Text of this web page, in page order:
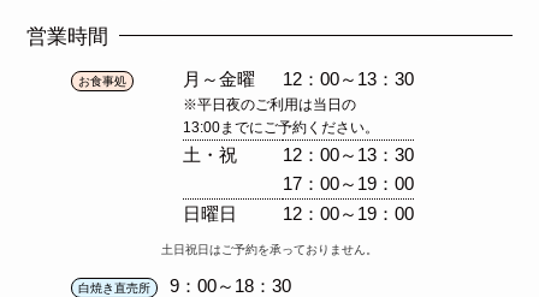
営業時間
お食事処 月～金曜 12：00～13：30
※平日夜のご利用は当日の
13:00までにご予約ください。
土・祝
12：00～13：30
17：00～19：00
日曜日
12：00～19：00
土日祝日はご予約を承っておりません。
白焼き直売所 9：00～18：30